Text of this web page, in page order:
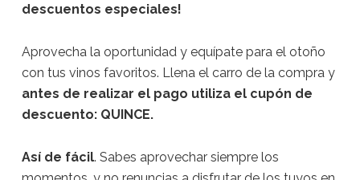
descuentos especiales!
Aprovecha la oportunidad y equípate para el otoño
con tus vinos favoritos. Llena el carro de la compra y
antes de realizar el pago utiliza el cupón de
descuento: QUINCE.
Así de fácil. Sabes aprovechar siempre los